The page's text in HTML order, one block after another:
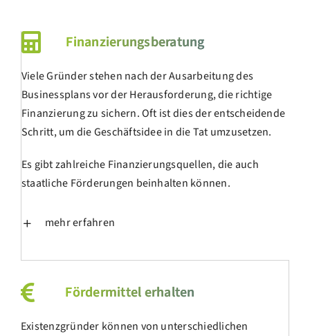
Finanzierungsberatung
Viele Gründer stehen nach der Ausarbeitung des
Businessplans vor der Herausforderung, die richtige
Finanzierung zu sichern. Oft ist dies der entscheidende
Schritt, um die Geschäftsidee in die Tat umzusetzen.
Es gibt zahlreiche Finanzierungsquellen, die auch
staatliche Förderungen beinhalten können.
mehr erfahren
Fördermittel erhalten
Existenzgründer können von unterschiedlichen